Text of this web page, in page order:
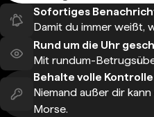
Sofortiges
Damit du immer weißt,
Rund um die Uhr
Mit rundum-
Behalte volle
Niemand außer dir
Morse.